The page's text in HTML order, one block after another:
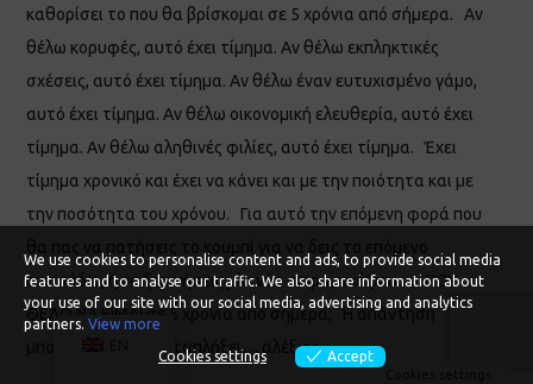
καθορίσει το που θα βρίσκομαι σε 5 χρόνια από σήμερα. Αν
θέλω κορυφές, αυτό έχει τίμημα. Αν θέλω εκπληκτικές
σχέσεις, αυτό έχει τίμημα. Αν θέλω έναν ευτυχισμένο γάμο,
αυτό έχει τίμημα. Αν θέλω οικονομική ελευθερία, αυτό έχει
τίμημα. Αν θέλω αληθινές φιλίες, αυτό έχει τίμημα. Έχει
τίμημα χρονικό και έχει να κάνει και με την ποιότητα και με
την ποσότητα του χρόνου. Για αυτό την επόμενη φορά που
επεισόδιο, ή να ξεκινήσεις μία νέα σειρά, σκέψου… ΠΟΥ
ΘΕΛΩ ΝΑ ΕΙΜΑΙ σε 5 χρόνια από σήμερα; Η απάντηση
μπορεί και να σε καταπλήξει… αλέξιος
We use cookies to personalise content and ads, to provide social media
features and to analyse our traffic. We also share information about
your use of our site with our social media, advertising and analytics
partners. View more
Cookies settings Accept